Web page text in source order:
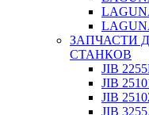
ЗАПЧАСТИ
СТАНКОВ
JIB
JIB
JIB
JIB